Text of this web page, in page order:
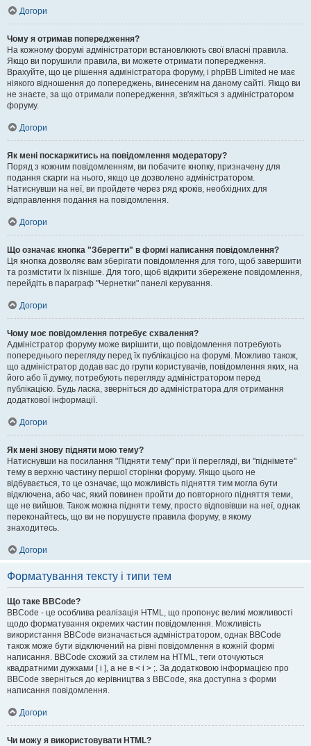
Догори
Чому я отримав попередження?
На кожному форумі адміністратори встановлюють свої власні правила.
Якщо ви порушили правила, ви можете отримати попередження.
Врахуйте, що це рішення адміністратора форуму, і phpBB Limited не має
ніякого відношення до попереджень, винесеним на даному сайті. Якщо ви
не знаєте, за що отримали попередження, зв'яжіться з адміністратором
форуму.
Догори
Як мені поскаржитись на повідомлення модератору?
Поряд з кожним повідомленням, ви побачите кнопку, призначену для
подання скарги на нього, якщо це дозволено адміністратором.
Натиснувши на неї, ви пройдете через ряд кроків, необхідних для
відправлення подання на повідомлення.
Догори
Що означає кнопка "Зберегти" в формі написання повідомлення?
Ця кнопка дозволяє вам зберігати повідомлення для того, щоб завершити
та розмістити їх пізніше. Для того, щоб відкрити збережене повідомлення,
перейдіть в параграф "Чернетки" панелі керування.
Догори
Чому моє повідомлення потребує схвалення?
Адміністратор форуму може вирішити, що повідомлення потребують
попереднього перегляду перед їх публікацією на форумі. Можливо також,
що адміністратор додав вас до групи користувачів, повідомлення яких, на
його або її думку, потребують перегляду адміністратором перед
публікацією. Будь ласка, зверніться до адміністратора для отримання
додаткової інформації.
Догори
Як мені знову підняти мою тему?
Натиснувши на посилання "Підняти тему" при її перегляді, ви "піднімете"
тему в верхню частину першої сторінки форуму. Якщо цього не
відбувається, то це означає, що можливість підняття тим могла бути
відключена, або час, який повинен пройти до повторного підняття теми,
ще не вийшов. Також можна підняти тему, просто відповівши на неї, однак
переконайтесь, що ви не порушуєте правила форуму, в якому
знаходитесь.
Догори
Форматування тексту і типи тем
Що таке BBCode?
BBCode - це особлива реалізація HTML, що пропонує великі можливості
щодо форматування окремих частин повідомлення. Можливість
використання BBCode визначається адміністратором, однак BBCode
також може бути відключений на рівні повідомлення в кожній формі
написання. BBCode схожий за стилем на HTML, теги оточуються
квадратними дужками [ і ], а не в < і > ;. За додатковою інформацією про
BBCode зверніться до керівництва з BBCode, яка доступна з форми
написання повідомлення.
Догори
Чи можу я використовувати HTML?